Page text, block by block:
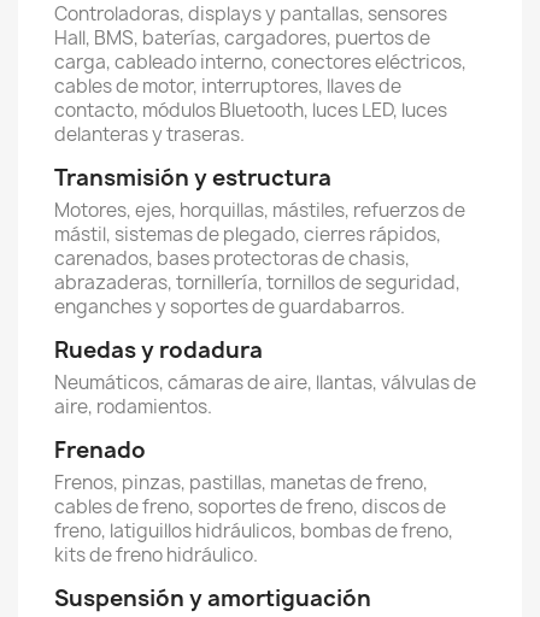
Controladoras, displays y pantallas, sensores
Hall, BMS, baterías, cargadores, puertos de
carga, cableado interno, conectores eléctricos,
cables de motor, interruptores, llaves de
contacto, módulos Bluetooth, luces LED, luces
delanteras y traseras.
Transmisión y estructura
Motores, ejes, horquillas, mástiles, refuerzos de
mástil, sistemas de plegado, cierres rápidos,
carenados, bases protectoras de chasis,
abrazaderas, tornillería, tornillos de seguridad,
enganches y soportes de guardabarros.
Ruedas y rodadura
Neumáticos, cámaras de aire, llantas, válvulas de
aire, rodamientos.
Frenado
Frenos, pinzas, pastillas, manetas de freno,
cables de freno, soportes de freno, discos de
freno, latiguillos hidráulicos, bombas de freno,
kits de freno hidráulico.
Suspensión y amortiguación